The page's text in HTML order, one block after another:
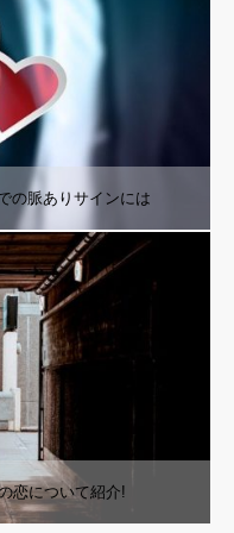
の脈ありサインには
恋について紹介!